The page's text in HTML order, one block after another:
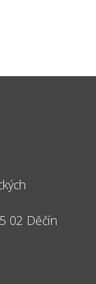
02 Děčín